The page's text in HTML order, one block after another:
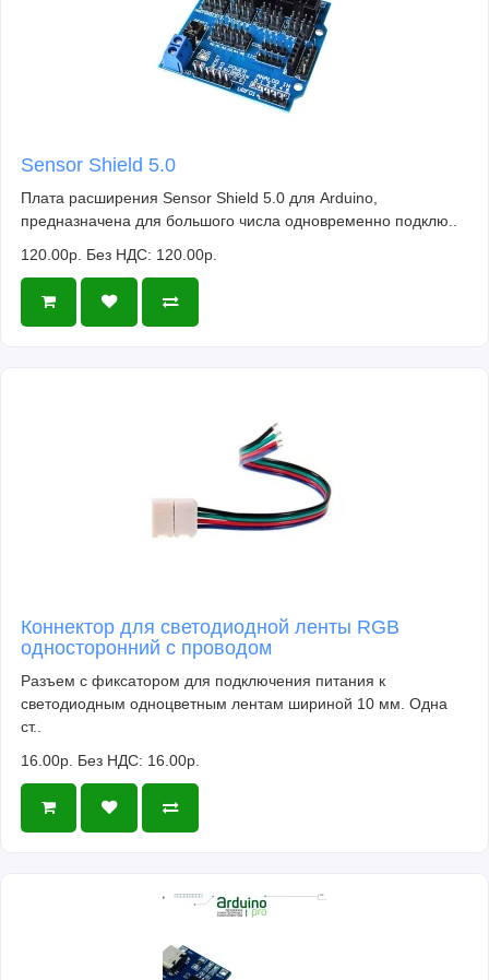
Sensor Shield 5.0
Плата расширения Sensor Shield 5.0 для Arduino,
предназначена для большого числа одновременно подклю..
120.00р. Без НДС: 120.00р.
Коннектор для светодиодной ленты RGB
односторонний с проводом
Разъем с фиксатором для подключения питания к
светодиодным одноцветным лентам шириной 10 мм. Одна
ст..
16.00р. Без НДС: 16.00р.